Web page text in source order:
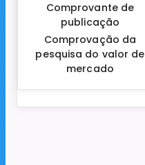
Comprovante de
publicação
Comprovação da
pesquisa do valor de
mercado